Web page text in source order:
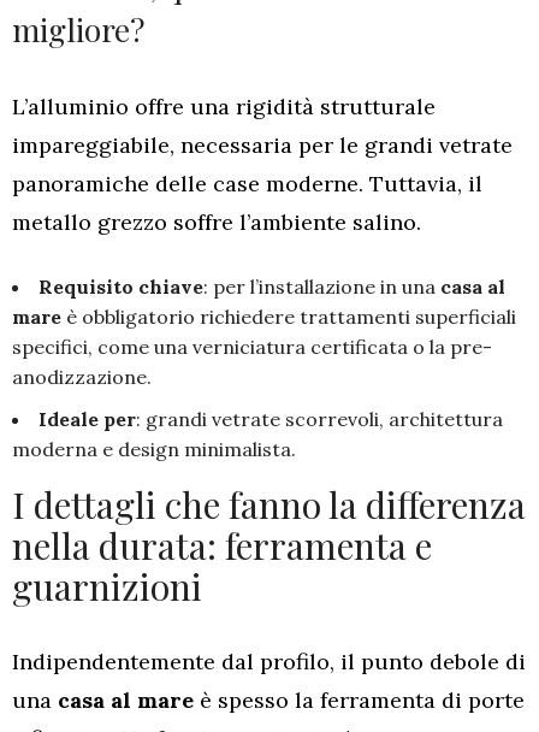
migliore?
L’alluminio offre una rigidità strutturale
impareggiabile, necessaria per le grandi vetrate
panoramiche delle case moderne. Tuttavia, il
metallo grezzo soffre l’ambiente salino.
Requisito chiave: per l’installazione in una casa al
mare è obbligatorio richiedere trattamenti superficiali
specifici, come una verniciatura certificata o la pre-
anodizzazione.
Ideale per: grandi vetrate scorrevoli, architettura
moderna e design minimalista.
I dettagli che fanno la differenza
nella durata: ferramenta e
guarnizioni
Indipendentemente dal profilo, il punto debole di
una casa al mare è spesso la ferramenta di porte